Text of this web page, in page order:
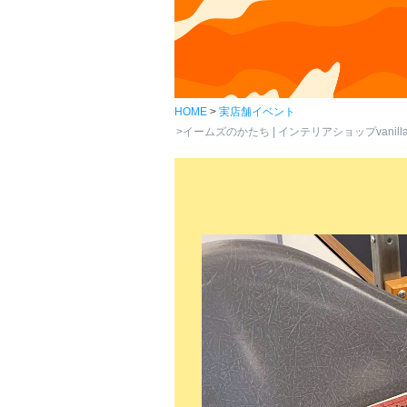
HOME
実店舗イベント
イームズのかたち | インテリアショップ